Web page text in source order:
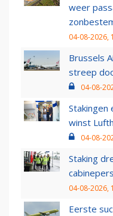
weer
04-08-2026,
Brussels
streep
04-08-
Stakingen
winst
04-08-
Staking
04-08-2026,
Eerste